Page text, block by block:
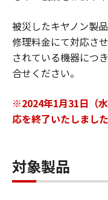
被災したキヤノン製
修理料金にて対応さ
されている機器につ
合せください。
※2024年1月31日（
応を終了いたしまし
対象製品